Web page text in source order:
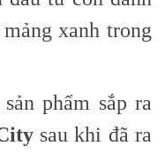
xanh trong
phẩm sắp ra
sau khi đã ra